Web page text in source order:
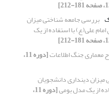
بررسی جامعه شناختی میزان
علی(ع) با استفاده از یک
معماری جنگ اطلاعات [دوره 11،
دینداری دانشجویان
از یک مدل بومی [دوره 11،